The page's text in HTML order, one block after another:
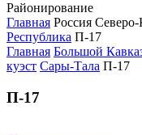
Районирование
Главная Россия
Республика П-17
Главная Большой
куэст Сары-Тала П-17
П-17